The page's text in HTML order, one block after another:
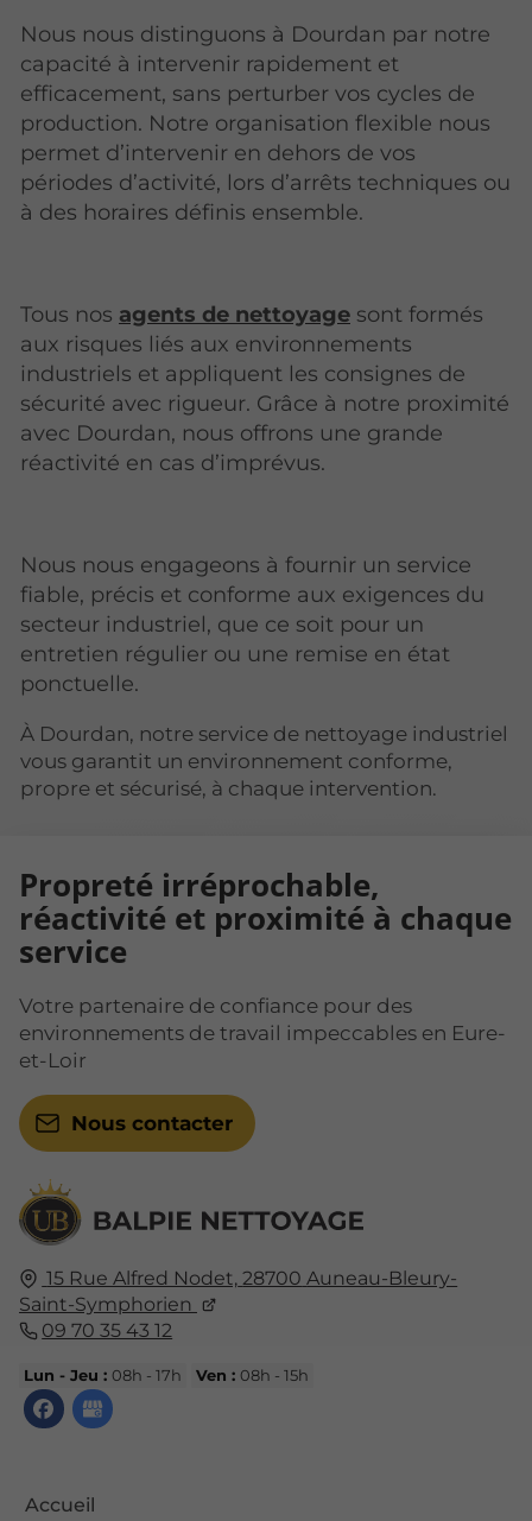
Nous nous distinguons à Dourdan par notre
capacité à intervenir rapidement et
efficacement, sans perturber vos cycles de
production. Notre organisation flexible nous
permet d’intervenir en dehors de vos
périodes d’activité, lors d’arrêts techniques ou
à des horaires définis ensemble.
Tous nos agents de nettoyage sont formés
aux risques liés aux environnements
industriels et appliquent les consignes de
sécurité avec rigueur. Grâce à notre proximité
avec Dourdan, nous offrons une grande
réactivité en cas d’imprévus.
Nous nous engageons à fournir un service
fiable, précis et conforme aux exigences du
secteur industriel, que ce soit pour un
entretien régulier ou une remise en état
ponctuelle.
À Dourdan, notre service de nettoyage industriel
vous garantit un environnement conforme,
propre et sécurisé, à chaque intervention.
15 Rue Alfred Nodet, 28700 Auneau-Bleury-
Saint-Symphorien
09 70 35 43 12
Lun - Jeu :08h - 17h Ven :08h - 15h
Accueil
Propreté irréprochable,
réactivité et proximité à chaque
service
Votre partenaire de confiance pour des
environnements de travail impeccables en Eure-
et-Loir
Nous contacter